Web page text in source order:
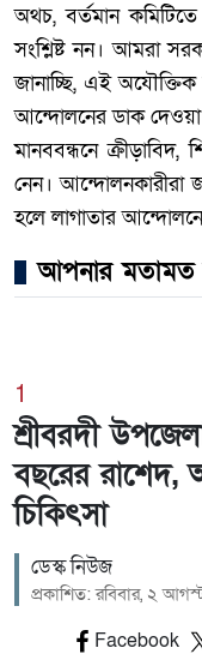
অথচ, বর্তমান কমিটিতে
সংশ্লিষ্ট নন। আমরা
জানাচ্ছি, এই
আন্দোলনের ডাক দেওয়া
মানববন্ধনে ক্রীড়াবিদ,
নেন। আন্দোলনকারীরা
হলে লাগাতার
আপনার মতামত
1
শ্রীবরদী
বছরের রাশেদ,
চিকিৎসা
ডেস্ক নিউজ
প্রকাশিত: রবিবার, ২
Facebook